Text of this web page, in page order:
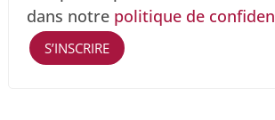
dans notre politique de
S’INSCRIRE